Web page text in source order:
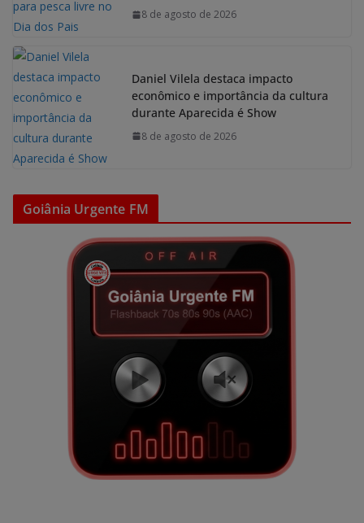
8 de agosto de 2026
Daniel Vilela destaca impacto
econômico e importância da cultura
durante Aparecida é Show
8 de agosto de 2026
Goiânia Urgente FM